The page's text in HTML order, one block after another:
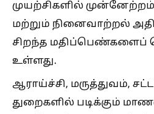
முயற்சிகளில்
மற்றும் நினைவாற்றல்
சிறந்த மதிப்பெண்களைப்
உள்ளது.
ஆராய்ச்சி, மருத்துவம்,
துறைகளில் படிக்கும்